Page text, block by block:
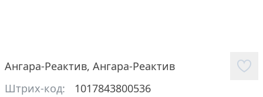
Ангара-Реактив, Ангара-Реактив
Штрих-код:
1017843800536